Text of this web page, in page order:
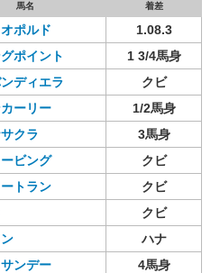
馬名 着差
ポルド
1.08.3
ポイント
1 3/4馬身
ディエラ
クビ
ーリー
1/2馬身
クラ
3馬身
ビング
クビ
トラン
クビ
クビ
ハナ
ンデー
4馬身